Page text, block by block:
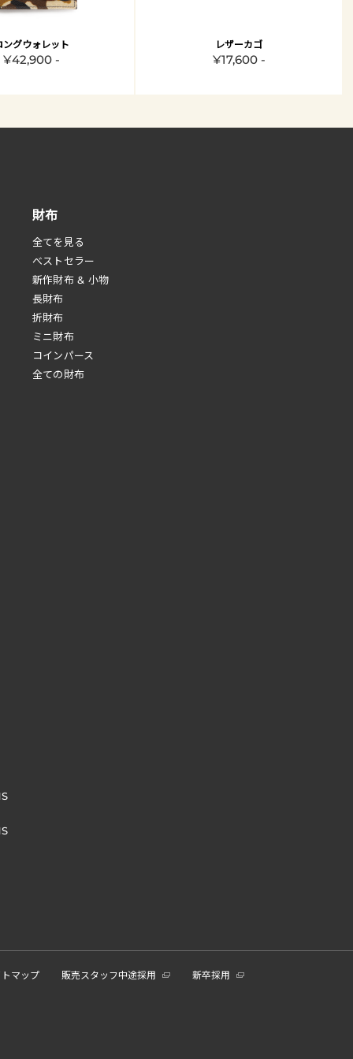
ングウォレット
¥42,900 -
レザーカゴ
¥17,600 -
財布
全てを見る
べストセラー
新作財布 & 小物
長財布
折財布
ミニ財布
コインパース
全ての財布
マップ 販売スタッフ中途採用 新卒採用